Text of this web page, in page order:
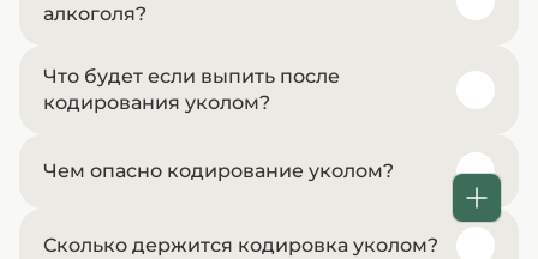
алкоголя?
Инъекцию делают внутримышечно или
внутривенно в зависимости от препарата.
Что будет если выпить после
кодирования уколом?
При кодировке дисульфирамом появляется
тошнотой, рвотой, одышкой, снижением
Чем опасно кодирование уколом?
Сколько держится кодировка уколом?